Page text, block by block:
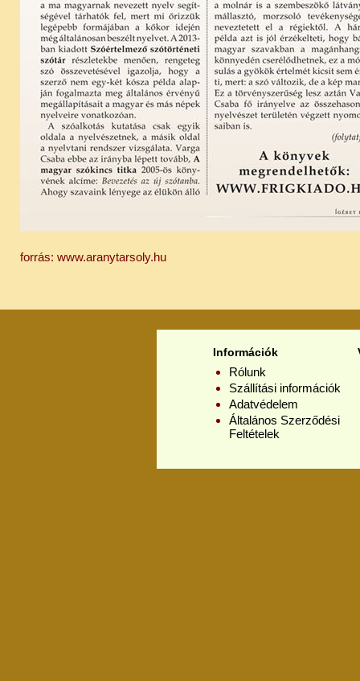
forrás: www.aranytarsoly.hu
Információk
Rólunk
Szállítási információk
Adatvédelem
Általános Szerződési
Feltételek